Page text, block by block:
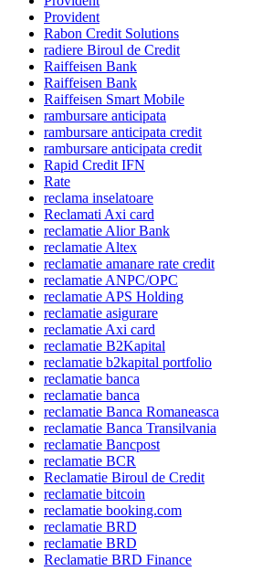
Provident
Rabon Credit Solutions
radiere Biroul de Credit
Raiffeisen Bank
Raiffeisen Bank
Raiffeisen Smart Mobile
rambursare anticipata
rambursare anticipata credit
rambursare anticipata credit
Rapid Credit IFN
Rate
reclama inselatoare
Reclamati Axi card
reclamatie Alior Bank
reclamatie Altex
reclamatie amanare rate credit
reclamatie ANPC/OPC
reclamatie APS Holding
reclamatie asigurare
reclamatie Axi card
reclamatie B2Kapital
reclamatie b2kapital portfolio
reclamatie banca
reclamatie banca
reclamatie Banca Romaneasca
reclamatie Banca Transilvania
reclamatie Bancpost
reclamatie BCR
Reclamatie Biroul de Credit
reclamatie bitcoin
reclamatie booking.com
reclamatie BRD
reclamatie BRD
Reclamatie BRD Finance